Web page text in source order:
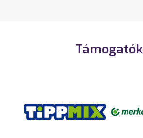
Támogatók